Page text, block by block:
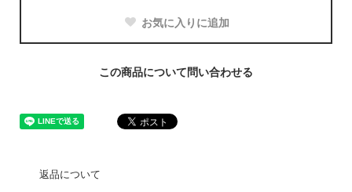
お気に入りに追加
この商品について問い合わせる
返品について